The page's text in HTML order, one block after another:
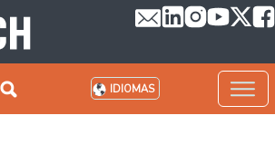
IDIOMAS